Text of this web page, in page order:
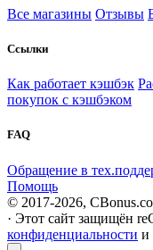
Все магазины Отзывы
Ссылки
Как работает кэшбэк
покупок с кэшбэком
FAQ
Обращение в
Помощь
© 2017-2026,
· Этот сайт защищён
конфиденциальности и